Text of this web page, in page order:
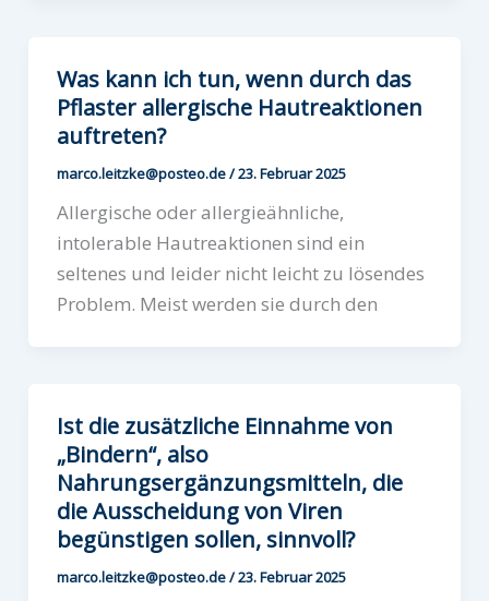
Was kann ich tun, wenn durch das
Pflaster allergische Hautreaktionen
auftreten?
marco.leitzke@posteo.de/23. Februar 2025
Allergische oder allergieähnliche,
intolerable Hautreaktionen sind ein
seltenes und leider nicht leicht zu lösendes
Problem. Meist werden sie durch den
Ist die zusätzliche Einnahme von
„Bindern“, also
Nahrungsergänzungsmitteln, die
die Ausscheidung von Viren
begünstigen sollen, sinnvoll?
marco.leitzke@posteo.de/23. Februar 2025